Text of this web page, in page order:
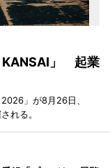
KANSAI」 起業
」が8月26日、
れる。